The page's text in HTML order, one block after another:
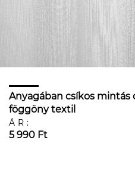
Anyagában csíkos
föggöny textil
ÁR:
5 990 Ft